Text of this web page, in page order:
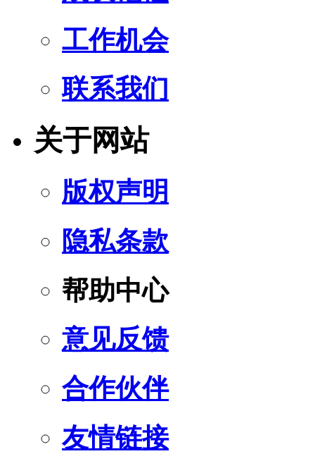
工作机会
联系我们
关于网站
版权声明
隐私条款
帮助中心
意见反馈
合作伙伴
友情链接